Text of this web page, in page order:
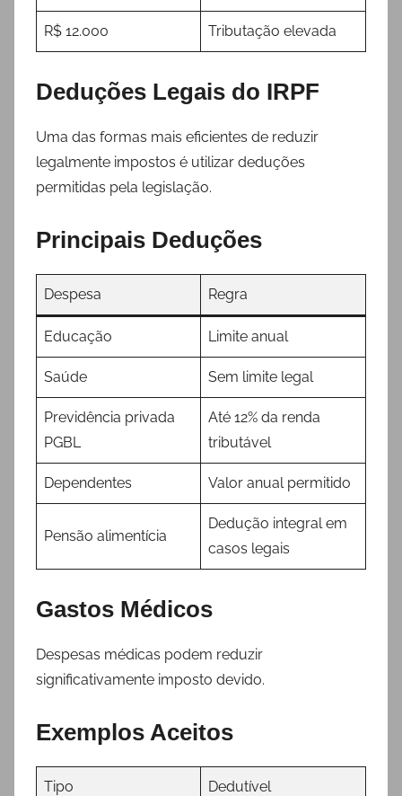
R$ 12.000 Tributação elevada
Deduções Legais do IRPF
Uma das formas mais eficientes de reduzir
legalmente impostos é utilizar deduções
permitidas pela legislação.
Principais Deduções
Despesa Regra
Educação Limite anual
Saúde Sem limite legal
Previdência privada
PGBL
Até 12% da renda
tributável
Dependentes Valor anual permitido
Pensão alimentícia
Dedução integral em
casos legais
Gastos Médicos
Despesas médicas podem reduzir
significativamente imposto devido.
Exemplos Aceitos
Tipo Dedutível